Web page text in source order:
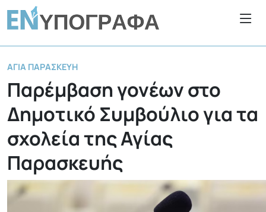
ΑΓΊΑ ΠΑΡΑΣΚΕΥΉ
Παρέμβαση γονέων στο
Δημοτικό Συμβούλιο για τα
σχολεία της Αγίας
Παρασκευής